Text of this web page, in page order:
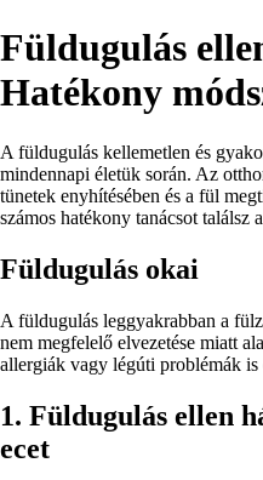
Füldugulás
Hatékony
A füldugulás kellemetlen és
mindennapi életük során. Az
tünetek enyhítésében és a fül
számos hatékony tanácsot találsz
Füldugulás okai
A füldugulás leggyakrabban a
nem megfelelő elvezetése miatt
allergiák vagy légúti problémák
1. Füldugulás ellen
ecet